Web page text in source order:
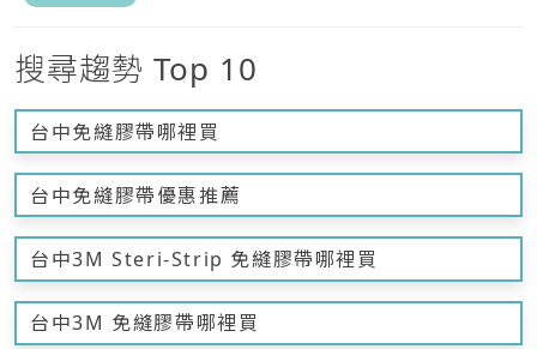
搜尋趨勢 Top 10
台中免縫膠帶哪裡買
台中免縫膠帶優惠推薦
台中3M Steri-Strip 免縫膠帶哪裡買
台中3M 免縫膠帶哪裡買